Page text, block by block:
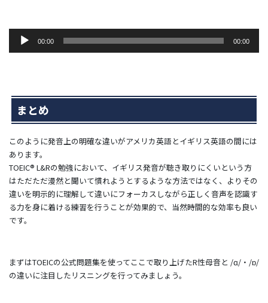
ヤ
00:00 00:00
まとめ
このように発音上の明確な違いがアメリカ英語とイギリス英語の間には
あります。
TOEIC® L&Rの勉強において、イギリス発音が聴き取りにくいという方
はただただ漫然と聞いて慣れようとするような方法ではなく、よりその
違いを明示的に理解して違いにフォーカスしながら正しく音声を認識す
る力を身に着ける練習を行うことが効果的で、当然時間的な効率も良い
です。
まずはTOEICの公式問題集を使ってここで取り上げたR性母音と /ɑ/・/ɒ/
の違いに注目したリスニングを行ってみましょう。